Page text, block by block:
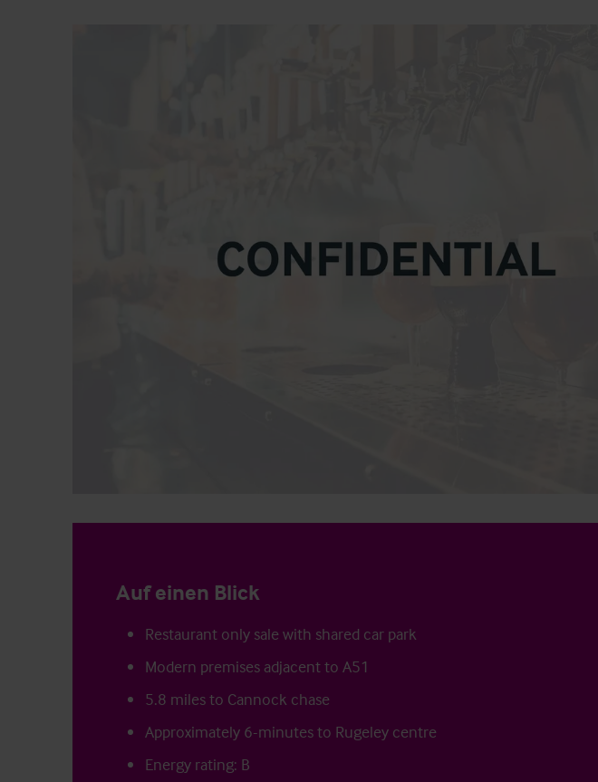
Auf einen Blick
Restaurant only sale with shared car park
Modern premises adjacent to A51
5.8 miles to Cannock chase
Approximately 6-minutes to Rugeley centre
Energy rating: B